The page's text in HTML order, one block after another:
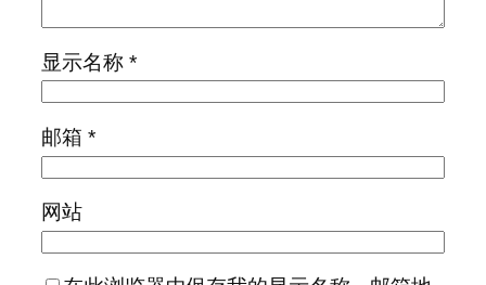
显示名称 *
邮箱 *
网站